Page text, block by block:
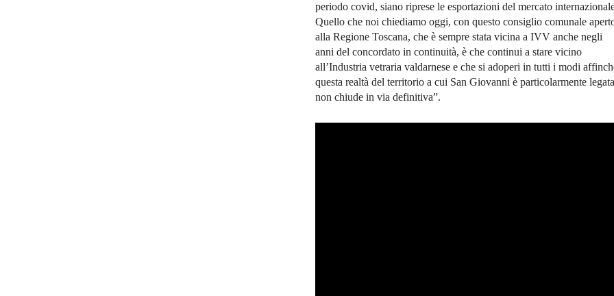
periodo covid, siano riprese le esportazioni del mercato
Quello che noi chiediamo oggi, con questo consiglio comunale
alla Regione Toscana, che è sempre stata vicina a IVV anche negli
anni del concordato in continuità, è che continui a stare vicino
all’Industria vetraria valdarnese e che si adoperi in tutti i modi
questa realtà del territorio a cui San Giovanni è particolarmente legata
non chiude in via definitiva”.